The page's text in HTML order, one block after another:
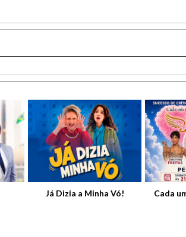
Já Dizia a Minha Vó!
Cada